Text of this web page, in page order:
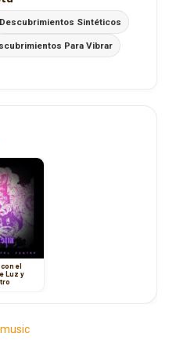
Descubrimientos Sintéticos
Para Vibrar
el
Luz y